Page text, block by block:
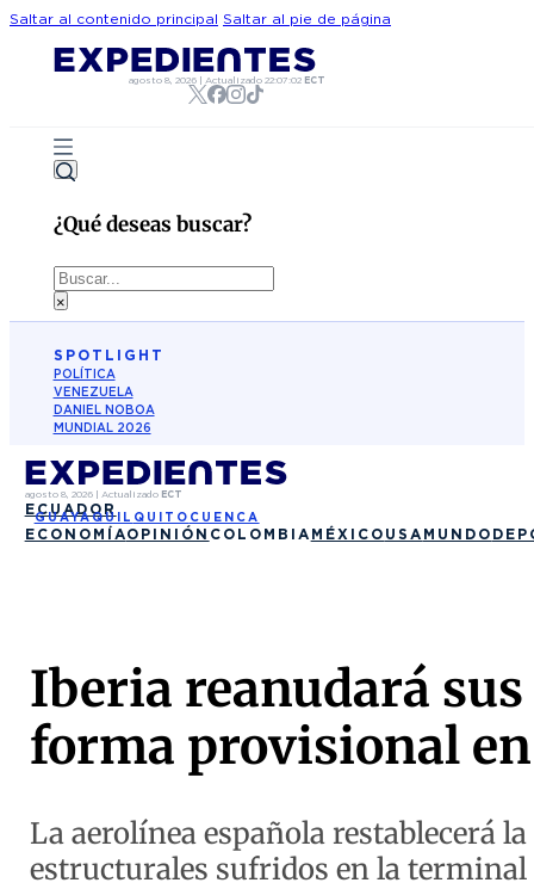
Saltar al contenido principal Saltar al pie de página
agosto 8, 2026| Actualizado 22:07:02 ECT
¿Qué deseas buscar?
Buscar
×
SPOTLIGHT
POLÍTICA
VENEZUELA
DANIEL NOBOA
MUNDIAL 2026
agosto 8, 2026| Actualizado ECT
ECUADOR
GUAYAQUIL QUITO CUENCA
ECONOMÍAOPINIÓN COLOMBIA MÉXICO USA MUNDO
Iberia reanudará
forma provisional
La aerolínea española restablecerá
estructurales sufridos en la terminal